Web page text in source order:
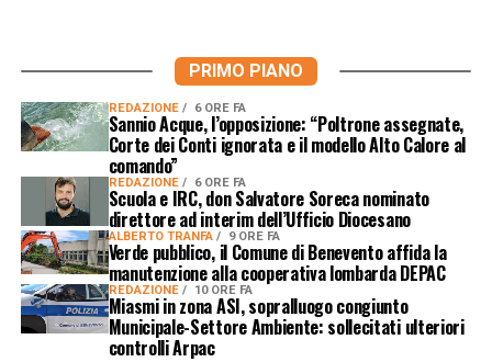
PRIMO PIANO
REDAZIONE 6 ORE FA
Sannio Acque, l’opposizione: “Poltrone assegnate,
Corte dei Conti ignorata e il modello Alto Calore al
comando”
REDAZIONE 6 ORE FA
Scuola e IRC, don Salvatore Soreca nominato
direttore ad interim dell’Ufficio Diocesano
ALBERTO TRANFA 9 ORE FA
Verde pubblico, il Comune di Benevento affida la
manutenzione alla cooperativa lombarda DEPAC
REDAZIONE 10 ORE FA
Miasmi in zona ASI, sopralluogo congiunto
Municipale-Settore Ambiente: sollecitati ulteriori
controlli Arpac